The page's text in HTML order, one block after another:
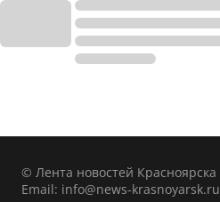
© Лента новостей Красноярска
Email: info@news-krasnoyarsk.ru